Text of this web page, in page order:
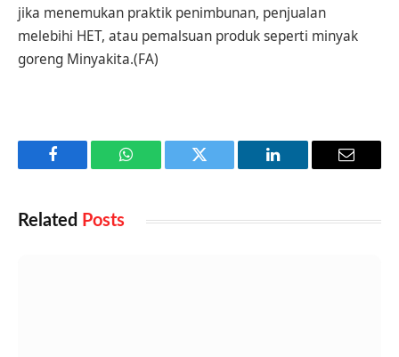
jika menemukan praktik penimbunan, penjualan
melebihi HET, atau pemalsuan produk seperti minyak
goreng Minyakita.(FA)
Facebook WhatsApp Twitter LinkedIn Email
Related Posts